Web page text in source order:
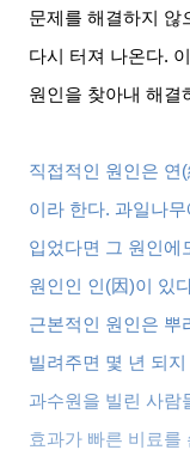
문제를 해결하지 않
다시 터져 나온다.
원인을 찾아내 해결
직접적인 원인은 연 (
이라 한다.과일나
입었다면 그 원인에
원인인 인 (因)이 있
근본적인 원인은 뿌
빌려주면 몇 년 되
과수원을 빌린 사람
효과가 빠른 비료를